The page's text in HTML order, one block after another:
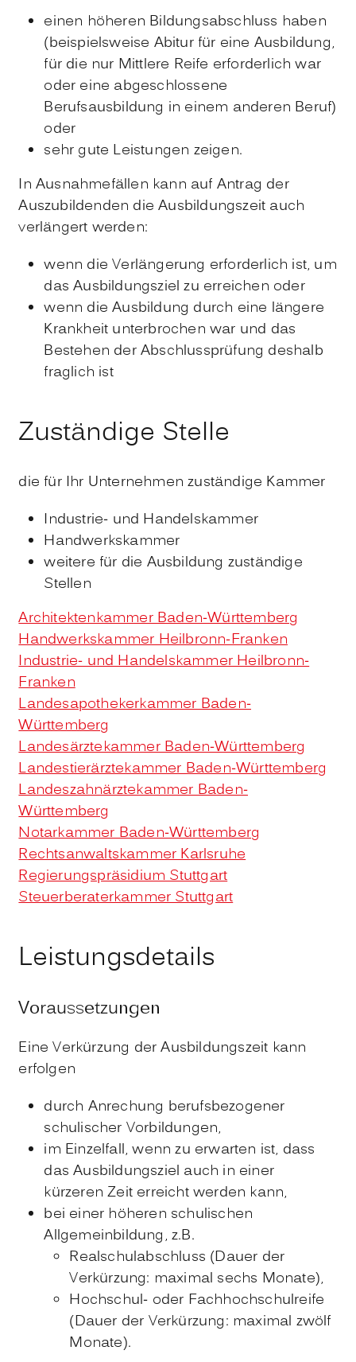
einen höheren Bildungsabschluss haben
(beispielsweise Abitur für eine Ausbildung,
für die nur Mittlere Reife erforderlich war
oder eine abgeschlossene
Berufsausbildung in einem anderen Beruf)
oder
sehr gute Leistungen zeigen.
In Ausnahmefällen kann auf Antrag der
Auszubildenden die Ausbildungszeit auch
verlängert werden:
wenn die Verlängerung erforderlich ist, um
das Ausbildungsziel zu erreichen oder
wenn die Ausbildung durch eine längere
Krankheit unterbrochen war und das
Bestehen der Abschlussprüfung deshalb
fraglich ist
Zuständige Stelle
die für Ihr Unternehmen zuständige Kammer
Industrie- und Handelskammer
Handwerkskammer
weitere für die Ausbildung zuständige
Stellen
Architektenkammer Baden-Württemberg
Handwerkskammer Heilbronn-Franken
Industrie- und Handelskammer Heilbronn-
Franken
Landesapothekerkammer Baden-
Württemberg
Landesärztekammer Baden-Württemberg
Landestierärztekammer Baden-Württemberg
Landeszahnärztekammer Baden-
Württemberg
Notarkammer Baden-Württemberg
Rechtsanwaltskammer Karlsruhe
Regierungspräsidium Stuttgart
Steuerberaterkammer Stuttgart
Leistungsdetails
Voraussetzungen
Eine Verkürzung der Ausbildungszeit kann
erfolgen
durch Anrechung berufsbezogener
schulischer Vorbildungen,
im Einzelfall, wenn zu erwarten ist, dass
das Ausbildungsziel auch in einer
kürzeren Zeit erreicht werden kann,
bei einer höheren schulischen
Allgemeinbildung, z.B.
Realschulabschluss (Dauer der
Verkürzung: maximal sechs Monate),
Hochschul- oder Fachhochschulreife
(Dauer der Verkürzung: maximal zwölf
Monate).